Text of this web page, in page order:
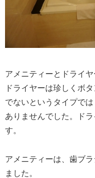
アメニティーとドライヤ
ドライヤーは珍しくボ
でないというタイプでは
ありませんでした。ド
す。
アメニティーは、歯ブ
ました。